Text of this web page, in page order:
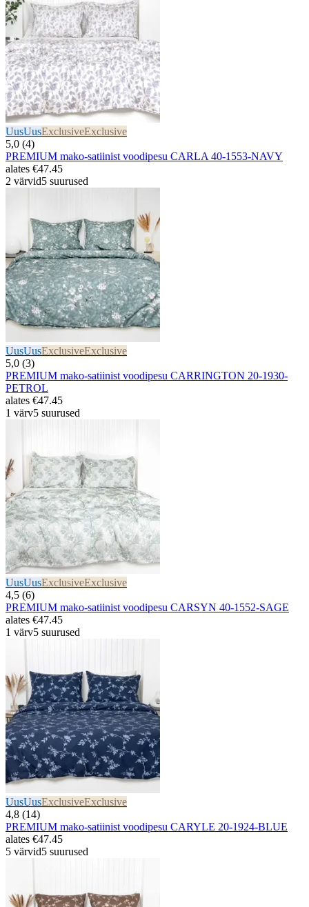
UusUusExclusiveExclusive
5,0 (4)
PREMIUM mako-satiinist voodipesu CARLA 40-1553-NAVY
alates €47.45
2 värvid5 suurused
UusUusExclusiveExclusive
5,0 (3)
PREMIUM mako-satiinist voodipesu CARRINGTON 20-1930-
PETROL
alates €47.45
1 värv5 suurused
UusUusExclusiveExclusive
4,5 (6)
PREMIUM mako-satiinist voodipesu CARSYN 40-1552-SAGE
alates €47.45
1 värv5 suurused
UusUusExclusiveExclusive
4,8 (14)
PREMIUM mako-satiinist voodipesu CARYLE 20-1924-BLUE
alates €47.45
5 värvid5 suurused